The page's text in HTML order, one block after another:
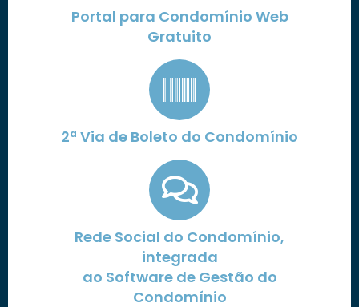
Portal para Condomínio Web
Gratuito
2ª Via de Boleto do Condomínio
Rede Social do Condomínio,
integrada
ao Software de Gestão do
Condomínio